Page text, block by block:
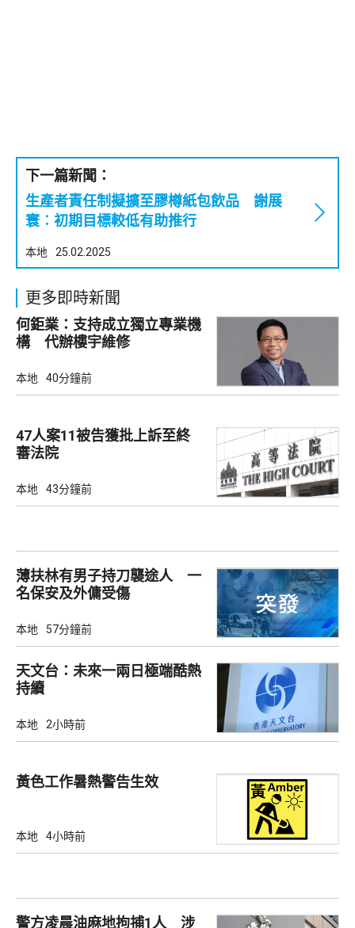
下一篇新聞：
生產者責任制擬擴至膠樽紙包飲品 謝展
寰︰初期目標較低有助推行
本地 25.02.2025
更多即時新聞
何鉅業：支持成立獨立專業機
構 代辦樓宇維修
本地 40分鐘前
47人案11被告獲批上訴至終
審法院
本地 43分鐘前
薄扶林有男子持刀襲途人 一
名保安及外傭受傷
本地 57分鐘前
天文台：未來一兩日極端酷熱
持續
本地 2小時前
黃色工作暑熱警告生效
本地 4小時前
警方凌晨油麻地拘捕1人 涉